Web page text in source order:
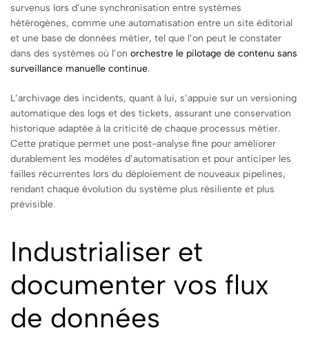
survenus lors d’une synchronisation entre systèmes
hétérogènes, comme une automatisation entre un site éditorial
et une base de données métier, tel que l’on peut le constater
dans des systèmes où l’on orchestre le pilotage de contenu sans
surveillance manuelle continue.
L’archivage des incidents, quant à lui, s’appuie sur un versioning
automatique des logs et des tickets, assurant une conservation
historique adaptée à la criticité de chaque processus métier.
Cette pratique permet une post-analyse fine pour améliorer
durablement les modèles d’automatisation et pour anticiper les
failles récurrentes lors du déploiement de nouveaux pipelines,
rendant chaque évolution du système plus résiliente et plus
prévisible.
Industrialiser et
documenter vos flux
de données